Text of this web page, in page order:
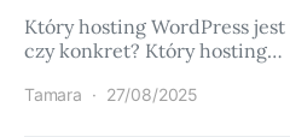
Który hosting WordPress
czy konkret? Który hosting…
Tamara 27/08/2025